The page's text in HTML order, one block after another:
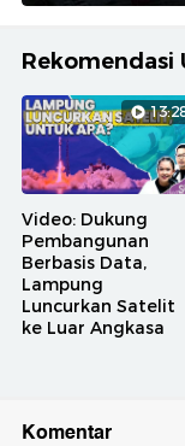
Rekomendasi
Video: Dukung
Pembangunan
Berbasis Data,
Lampung
Luncurkan Satelit
ke Luar Angkasa